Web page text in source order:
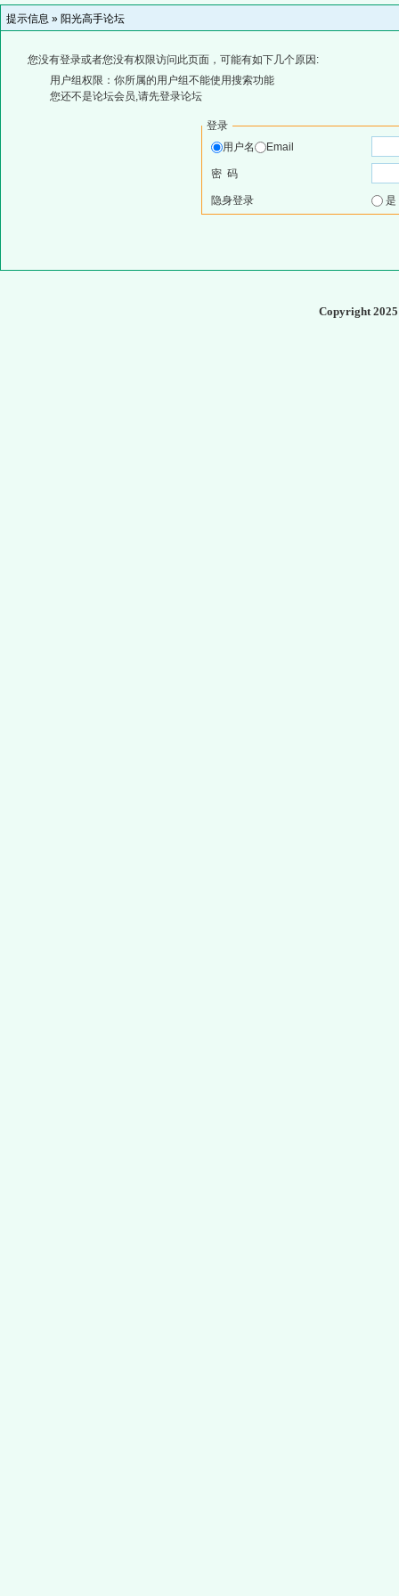
提示信息 » 阳光高手论坛
您没有登录或者您没有权限访问此页面，可能有如下几个原因:
用户组权限：你所属的用户组不能使用搜索功能
您还不是论坛会员,请先登录论坛
登录
用户名
Email
密 码
隐身登录
Copyright